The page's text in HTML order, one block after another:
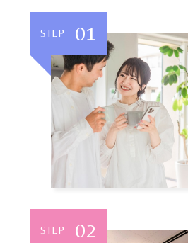
STEP 01
STEP 02